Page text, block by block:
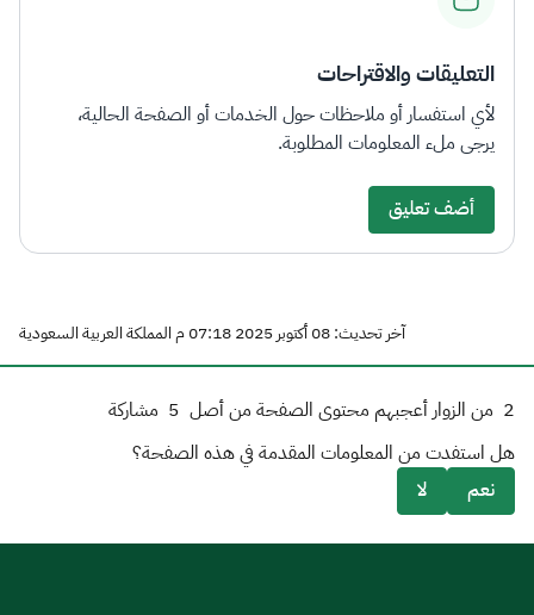
التعليقات والاقتراحات
لأي استفسار أو ملاحظات حول الخدمات أو الصفحة الحالية،
يرجى ملء المعلومات المطلوبة.
أضف تعليق
آخر تحديث: 08 أكتوبر 2025 07:18 م المملكة العربية السعودية
2 من الزوار أعجبهم محتوى الصفحة من أصل 5 مشاركة
هل استفدت من المعلومات المقدمة في هذه الصفحة؟
نعم
لا